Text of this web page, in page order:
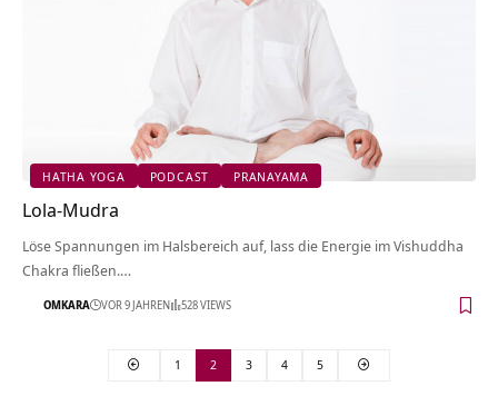
HATHA YOGA PODCAST PRANAYAMA
Lola-Mudra
Löse Spannungen im Halsbereich auf, lass die Energie im Vishuddha
Chakra fließen.…
OMKARA VOR 9 JAHREN 528 VIEWS
1 2 3 4 5